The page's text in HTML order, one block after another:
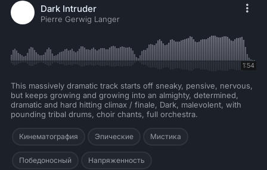
Dark Intruder
Pierre Gerwig Langer
1:54
This massively dramatic track starts off sneaky, pensive, nervous,
but keeps growing and growing into an almighty, determined,
dramatic and hard hitting climax / finale, Dark, malevolent, with
pounding tribal drums, choir chants, full orchestra.
Кинематография Эпические Мистика
Победоносный Напряженность